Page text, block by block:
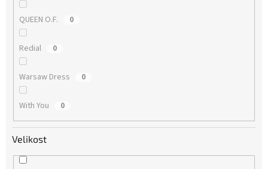
QUEEN O.F. 0
Redial 0
Warsaw Dress 0
With You 0
Velikost